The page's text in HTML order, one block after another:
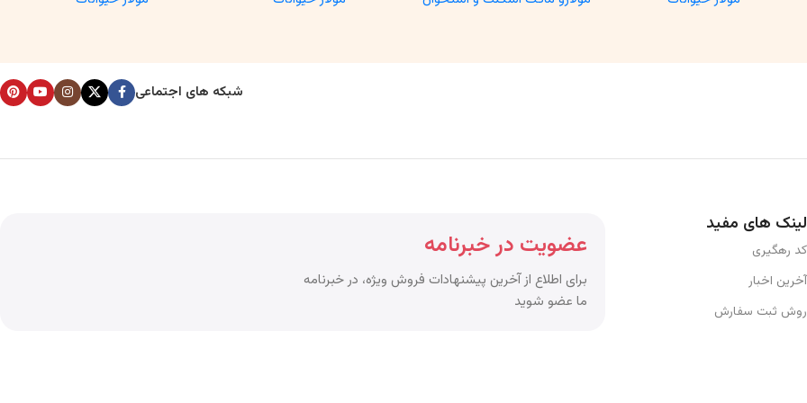
شبکه های اجتماعی
لینک های مفید
کد رهگیری
آخرین اخبار
روش ثبت سفارش
عضویت در خبرنامه
برای اطلاع از آخرین پیشنهادات فروش ویژه، در خبرنامه
ما عضو شوید